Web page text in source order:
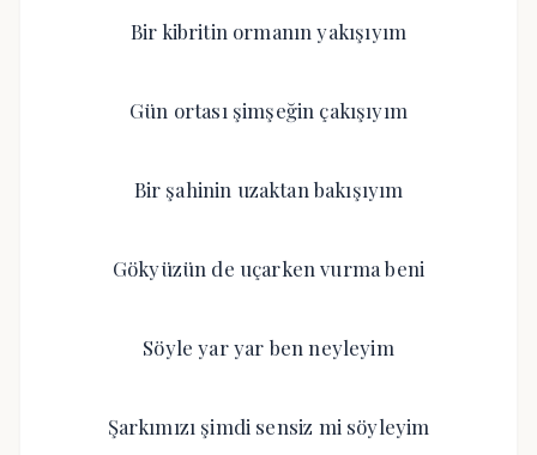
Bir kibritin ormanın yakışıyım
Gün ortası şimşeğin çakışıyım
Bir şahinin uzaktan bakışıyım
Gökyüzün de uçarken vurma beni
Söyle yar yar ben neyleyim
Şarkımızı şimdi sensiz mi söyleyim